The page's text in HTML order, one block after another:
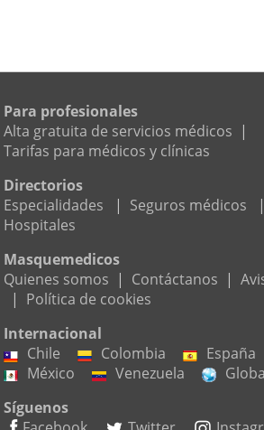
Para profesionales
Alta gratuita de servicios médicos |
Tarifas para médicos y clínicas
Directorios
Especialidades
| Seguros médicos
|
Hospitales
Masquemedicos
Quienes somos | Contáctanos |
| Política de cookies
Internacional
Chile
Colombia
España
México
Venezuela
Síguenos